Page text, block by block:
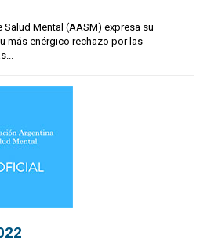
Mental (AASM) expresa su
más enérgico rechazo por las